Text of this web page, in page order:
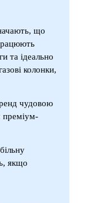
що
та ідеально
колонки,
чудовою
преміум-
якщо